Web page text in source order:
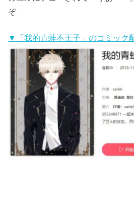
ぞ
▼「我的青蛙不王子」のコミック